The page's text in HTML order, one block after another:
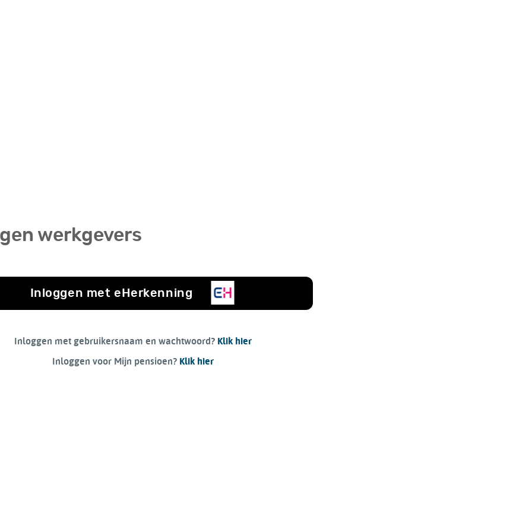
werkgevers
Inloggen met eHerkenning
Inloggen met gebruikersnaam en wachtwoord? Klik hier
Inloggen voor Mijn pensioen? Klik hier